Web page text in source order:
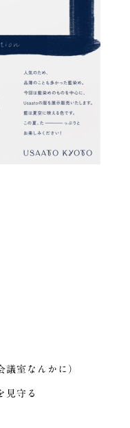
議室なんかに）
見守る